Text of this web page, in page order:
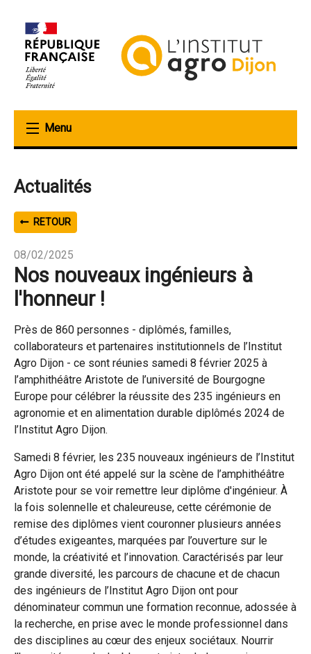
contenu
principal
Actualités
RETOUR
08/02/2025
Nos nouveaux ingénieurs à
l'honneur !
Près de 860 personnes - diplômés, familles,
collaborateurs et partenaires institutionnels de l’Institut
Agro Dijon - ce sont réunies samedi 8 février 2025 à
l’amphithéâtre Aristote de l’université de Bourgogne
Europe pour célébrer la réussite des 235 ingénieurs en
agronomie et en alimentation durable diplômés 2024 de
l’Institut Agro Dijon.
Samedi 8 février, les 235 nouveaux ingénieurs de l’Institut
Agro Dijon ont été appelé sur la scène de l’amphithéâtre
Aristote pour se voir remettre leur diplôme d'ingénieur. À
la fois solennelle et chaleureuse, cette cérémonie de
remise des diplômes vient couronner plusieurs années
d’études exigeantes, marquées par l’ouverture sur le
monde, la créativité et l’innovation. Caractérisés par leur
grande diversité, les parcours de chacune et de chacun
des ingénieurs de l’Institut Agro Dijon ont pour
dénominateur commun une formation reconnue, adossée à
la recherche, en prise avec le monde professionnel dans
des disciplines au cœur des enjeux sociétaux. Nourrir